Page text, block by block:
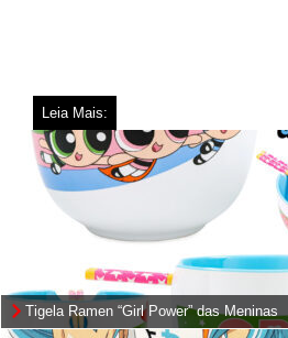
Leia Mais:
Tigela Ramen “Girl Power” das Meninas
Superpoderosas